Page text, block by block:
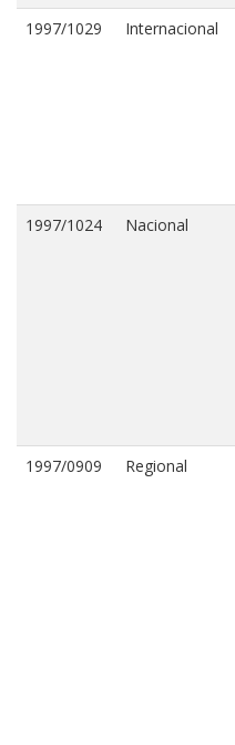
1997/1029 Internacional
1997/1024 Nacional
1997/0909 Regional